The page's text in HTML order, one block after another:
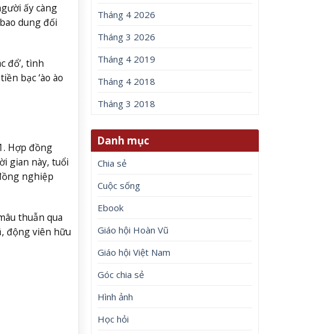
ấy càng
dung đối
đổ’, tình
bạc ‘ào ào
Hợp đồng
gian này, tuổi
nghiệp
thuẫn qua
động viên hữu
Tháng 4 2026
Tháng 3 2026
Tháng 4 2019
Tháng 4 2018
Tháng 3 2018
Danh mục
Chia sẻ
Cuộc sống
Ebook
Giáo hội Hoàn Vũ
Giáo hội Việt Nam
Góc chia sẻ
Hình ảnh
Học hỏi